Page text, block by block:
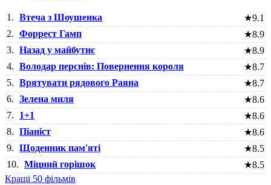
1. Втеча з Шоушенка ★9.1
2. Форрест Гамп ★8.9
3. Назад у майбутнє ★8.9
4. Володар перснів: Повернення короля ★8.7
5. Врятувати рядового Раяна ★8.7
6. Зелена миля ★8.6
7.
1+1 ★8.6
8. Піаніст ★8.6
9. Щоденник пам'яті ★8.5
10. Міцний горішок ★8.5
Кращі 50 фільмів